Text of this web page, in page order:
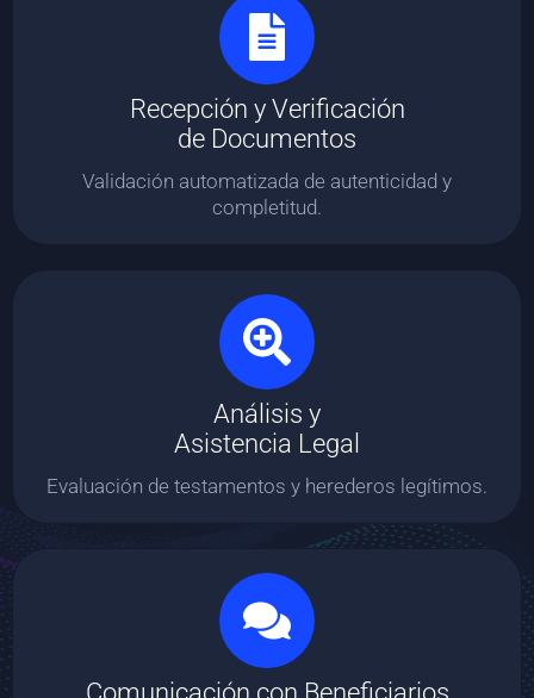
Recepción y Verificación
de Documentos
Validación automatizada de autenticidad y
completitud.
Análisis y
Asistencia Legal
Evaluación de testamentos y herederos legítimos.